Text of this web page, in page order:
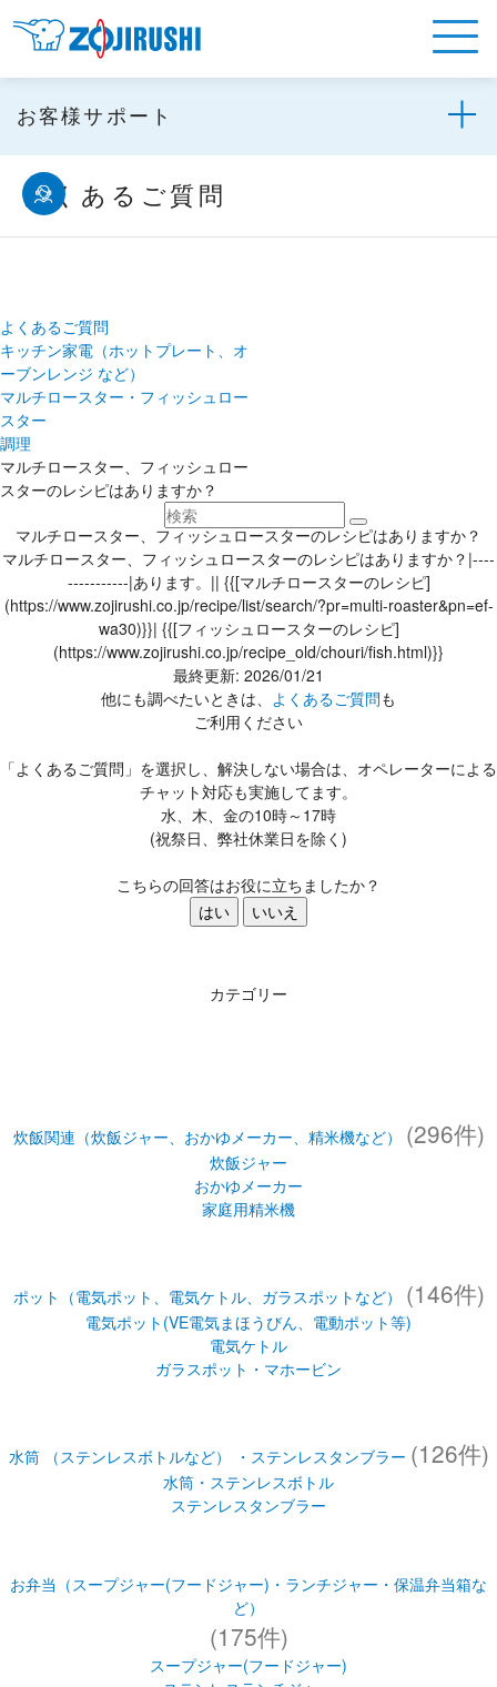
お客様サポート
よくあるご質問
よくあるご質問
キッチン家電（ホットプレート、オ
ーブンレンジ など）
マルチロースター・フィッシュロー
スター
調理
マルチロースター、フィッシュロー
スターのレシピはありますか？
マルチロースター、フィッシュロースターのレシピはありますか？
マルチロースター、フィッシュロースターのレシピはありますか？|----
-----------|あります。|| {{[マルチロースターのレシピ]
(https://www.zojirushi.co.jp/recipe/list/search/?pr=multi-roaster&pn=ef-
wa30)}}| {{[フィッシュロースターのレシピ]
(https://www.zojirushi.co.jp/recipe_old/chouri/fish.html)}}
最終更新: 2026/01/21
他にも調べたいときは、 よくあるご質問も
ご利用ください
「よくあるご質問」を選択し、解決しない場合は、オペレーターによる
チャット対応も実施してます。
水、木、金の10時～17時
(祝祭日、弊社休業日を除く)
こちらの回答はお役に立ちましたか？
はい
いいえ
カテゴリー
炊飯関連（炊飯ジャー、おかゆメーカー、精米機など） (296件)
炊飯ジャー
おかゆメーカー
家庭用精米機
ポット（電気ポット、電気ケトル、ガラスポットなど） (146件)
電気ポット(VE電気まほうびん、電動ポット等)
電気ケトル
ガラスポット・マホービン
水筒 （ステンレスボトルなど） ・ステンレスタンブラー (126件)
水筒・ステンレスボトル
ステンレスタンブラー
お弁当（スープジャー(フードジャー)・ランチジャー・保温弁当箱な
ど）
(175件)
スープジャー(フードジャー)